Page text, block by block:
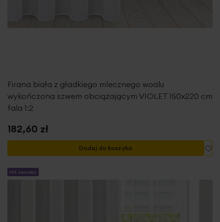
Firana biała z gładkiego mlecznego woalu
wykończona szwem obciążającym VIOLET 150x220 cm
fala 1:2
182,60 zł
Dodaj do koszyka
Hit cenowy